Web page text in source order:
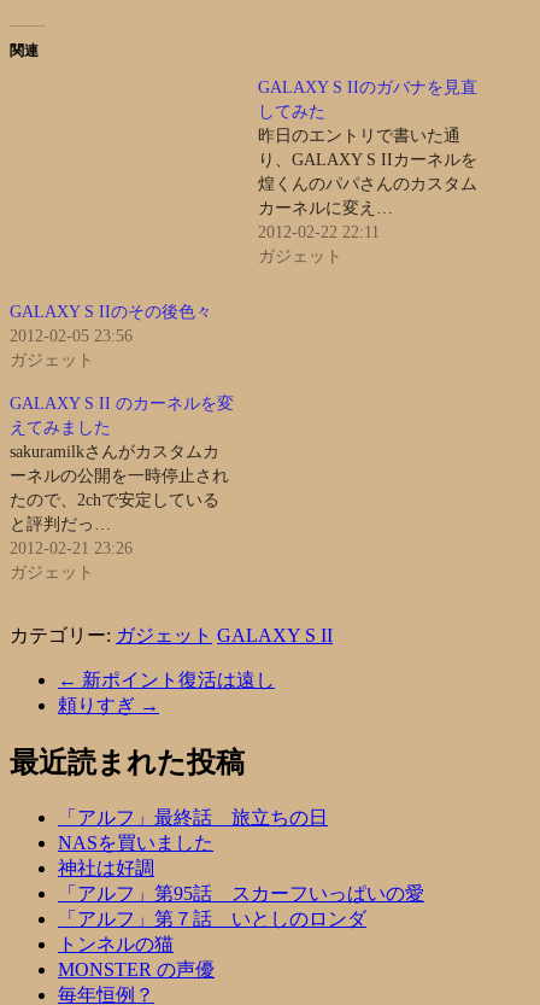
関連
GALAXY S IIのその後色々
2012-02-05 23:56
ガジェット
GALAXY S IIのガバナを見直
してみた
昨日のエントリで書いた通
り、GALAXY S IIカーネルを
煌くんのパパさんのカスタム
カーネルに変え…
2012-02-22 22:11
ガジェット
GALAXY S II のカーネルを変
えてみました
sakuramilkさんがカスタムカ
ーネルの公開を一時停止され
たので、2chで安定している
と評判だっ…
2012-02-21 23:26
ガジェット
カテゴリー: ガジェット GALAXY S II
← 新ポイント復活は遠し
頼りすぎ →
最近読まれた投稿
「アルフ」最終話 旅立ちの日
NASを買いました
神社は好調
「アルフ」第95話 スカーフいっぱいの愛
「アルフ」第７話 いとしのロンダ
トンネルの猫
MONSTER の声優
毎年恒例？